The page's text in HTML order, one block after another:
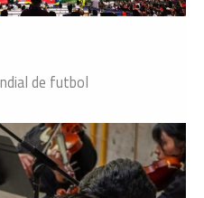
de futbol